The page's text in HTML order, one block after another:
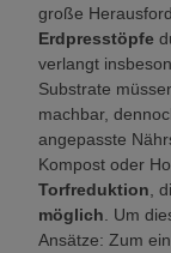
große
Erdpresstöpfe
verlangt
Substrate
machbar,
angepasste
Kompost oder
Torfreduktion ,
möglich . Um
Ansätze: Zum